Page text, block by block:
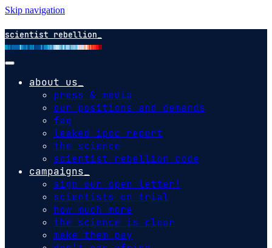
Skip navigation
scientist rebellion
about us
press & media
our positions and demands
faq
leaked ipcc report
the science
scientist rebellion code
campaigns
sign our open letter!
scientists on trial
how much more
the science is clear
make them pay